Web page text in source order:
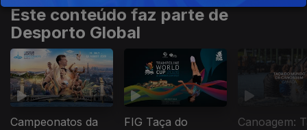
Este conteúdo faz parte de
Desporto Global
Campeonatos da
FIG Taça do
Canoagem: